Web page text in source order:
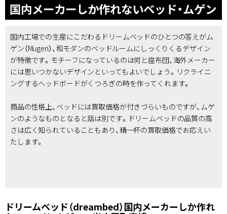
国内メーカーしか作れないベッド・ムゲン
国内工場での生産にこだわるドリームベッドのひとつの答えがム
ゲン（Mugen）、和モダンのベッドルームにしっくりくるデザイン
が特徴です。モチーフになっているのは何と座布団、海外メーカー
には思いつかないデザインといってもよいでしょう。リクライニ
ングするヘッドボードがくつろぎの時を作ってくれます。
商品の性格上、ベッドには買取価格が付きづらいものですが、ムゲ
ンのようなものとなると話は別です。ドリームベッドの品質の高
さは広く知られていることもあり、精一杯の買取価格でお応えい
たします。
ドリームベッド（dreambed）国内メーカーしか作れ